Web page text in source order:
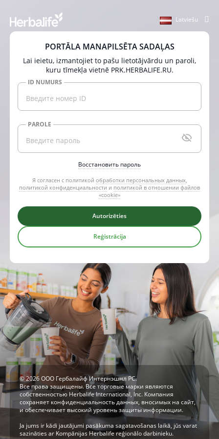
Latviešu
PORTĀLA MANAPILSĒTA SADAĻAS
Lai ieietu, izmantojiet to pašu lietotājvārdu un paroli,
kuru tīmekļa vietnē PRK.HERBALIFE.RU.
ID NUMURS
PAROLE
Восстановить пароль
Я согласен с политикой обработки персональных данных,
политикой конфиденциальности и политикой в отношении файлов
«cookie»
Reģistrācija
© 2026 ООО Гербалайф Интернэшнл РС.
Все права защищены. Все торговые марки являются
собственностью Herbalife International, Inc. Компания
сохраняет конфиденциальность данных, вносимых на сайт,
и обеспечивает высокий уровень защиты информации.
Ja jums ir kādi jautājumi pasākuma sagatavošanas laikā, jūs varat
sazināties ar Kompānijas Herbalife reģionālo darbinieku.